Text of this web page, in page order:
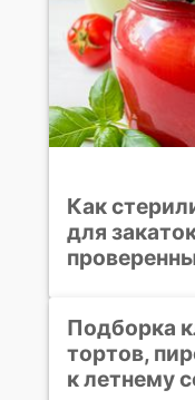
Как
для
Подборка
тортов,
к летнему